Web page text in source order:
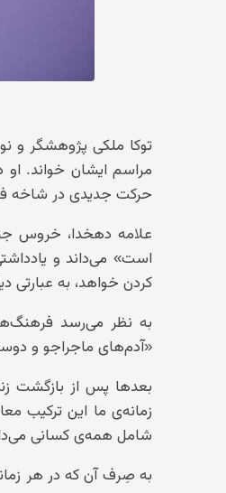
توکا ملکی پژوهشگر و
مراسم ایشان خواند. او
حرکت جدیدی در شاخه
علامه دهخدا، خروس
است» می‌داند و
کردن خواهد، به
به نظر می‌رسد
«آدم‌های ماجراجو و
بعدها پس از بازگشت
زمانه‌ی ما این ترکیب
شامل همه‌ی کسانی
به صِرف آن که در هر